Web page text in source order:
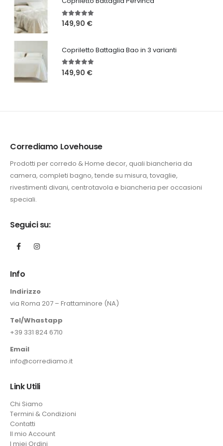
5.00Su 5
149,90 €
Copriletto Battaglia Bao in 3 varianti
5.00Su 5
149,90 €
Corrediamo Lovehouse
Prodotti per corredo & Home decor, quali biancheria da
camera, completi bagno, tende su misura, tovaglie,
rivestimenti divani, centrotavola e biancheria per occasioni
speciali.
Seguici su:
Info
Indirizzo
via Roma 207 – Frattaminore (NA)
Tel/Whastapp
+39 331 824 6710
Email
info@corrediamo.it
Link Utili
Chi Siamo
Termini & Condizioni
Contatti
Il mio Account
I miei Ordini